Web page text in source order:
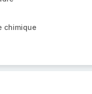
chimique